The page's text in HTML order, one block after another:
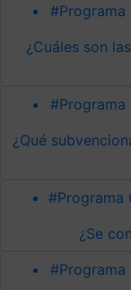
#Programa
¿Cuáles son
#Programa
¿Qué
#Programa
¿Se
#Programa